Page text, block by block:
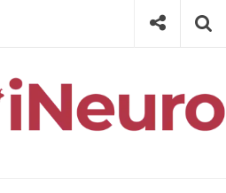
and press enter to search
Social